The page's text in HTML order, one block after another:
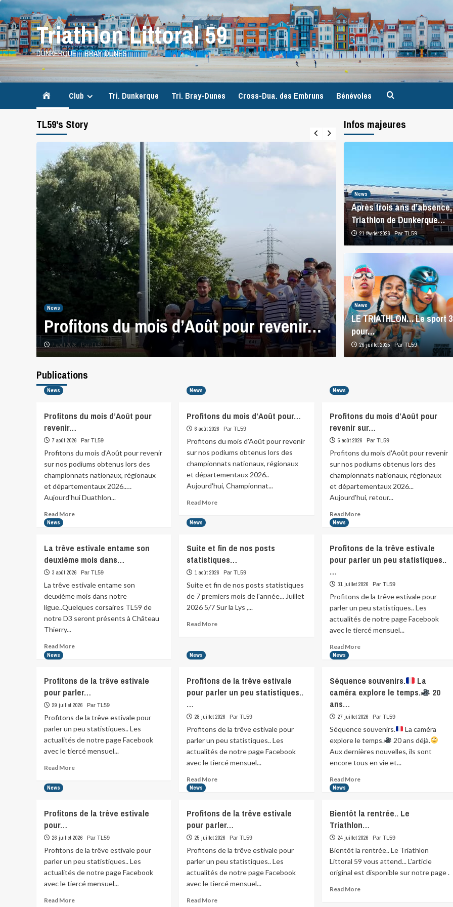
Skip
to
content
Triathlon Littoral 59
DUNKERQUE – BRAY-DUNES
Accueil
Club Tri. Dunkerque Tri. Bray-Dunes Cross-Dua. des Embruns Bénévoles
TL59's Story
News
Profitons du mois d’Août pour revenir…
7 août 2026 Par TL59
News
Profitons du
6 août 2026 Par TL59
Infos majeures
News
Après trois ans
Triathlon de Dunkerque…
21 février 2026 Par TL59
News
LE TRIATHLON… Le sport
pour…
26 juillet 2025 Par TL59
Publications
News
Profitons du mois d’Août pour
revenir…
7 août 2026 Par TL59
Profitons du mois d'Août pour revenir
sur nos podiums obtenus lors des
championnats nationaux, régionaux
et départementaux 2026..…
Aujourd'hui Duathlon...
Read MoreRead
du
mois
d’Août
revenir…
News
Profitons du mois d’Août pour…
6 août 2026 Par TL59
Profitons du mois d'Août pour revenir
sur nos podiums obtenus lors des
championnats nationaux, régionaux
et départementaux 2026..
Aujourd'hui, Championnat...
Read MoreRead
mois
d’Août
News
Profitons du mois d’Août pour
revenir sur…
5 août 2026 Par TL59
Profitons du mois d'Août pour revenir
sur nos podiums obtenus lors des
championnats nationaux, régionaux
et départementaux 2026...
Aujourd'hui, retour...
Read MoreRead
du
mois
sur…
News
La trêve estivale entame son
deuxième mois dans…
3 août 2026 Par TL59
La trêve estivale entame son
deuxième mois dans notre
ligue..Quelques corsaires TL59 de
notre D3 seront présents à Château
Thierry...
Read MoreRead
trêve
estivale
entame
deuxième
mois
dans…
News
Suite et fin de nos posts
statistiques…
1 août 2026 Par TL59
Suite et fin de nos posts statistiques
de 7 premiers mois de l'année... Juillet
2026 5/7 Sur la Lys ,...
Read MoreRead
de
nos
News
Profitons de la trêve estivale
pour parler un peu statistiques..
…
31 juillet 2026 Par TL59
Profitons de la trêve estivale pour
parler un peu statistiques.. Les
actualités de notre page Facebook
avec le tiercé mensuel...
Read MoreRead
de
la
parler
un
peu
statistiques..
News
Profitons de la trêve estivale
pour parler…
29 juillet 2026 Par TL59
Profitons de la trêve estivale pour
parler un peu statistiques.. Les
actualités de notre page Facebook
avec le tiercé mensuel...
Read MoreRead
la
parler…
News
Profitons de la trêve estivale
pour parler un peu statistiques..
…
28 juillet 2026 Par TL59
Profitons de la trêve estivale pour
parler un peu statistiques.. Les
actualités de notre page Facebook
avec le tiercé mensuel...
Read MoreRead
de
la
trêve
pour
parler
un
peu
…
News
Séquence souvenirs.
La
caméra explore le temps.
20
ans…
27 juillet 2026 Par TL59
Séquence souvenirs.
La caméra
explore le temps.
20 ans déjà.
Aux dernières nouvelles, ils sont
encore tous en vie et...
Read MoreRead
souvenirs.
La
explore
le
temps.
20
News
Profitons de la trêve estivale
pour…
26 juillet 2026 Par TL59
Profitons de la trêve estivale pour
parler un peu statistiques.. Les
actualités de notre page Facebook
avec le tiercé mensuel...
Read MoreRead
News
Profitons de la trêve estivale
pour parler…
25 juillet 2026 Par TL59
Profitons de la trêve estivale pour
parler un peu statistiques.. Les
actualités de notre page Facebook
avec le tiercé mensuel...
Read MoreRead
News
Bientôt la rentrée.. Le
Triathlon…
24 juillet 2026 Par TL59
Bientôt la rentrée.. Le Triathlon
Littoral 59 vous attend... L'article
original est disponible sur notre page .
Read MoreRead